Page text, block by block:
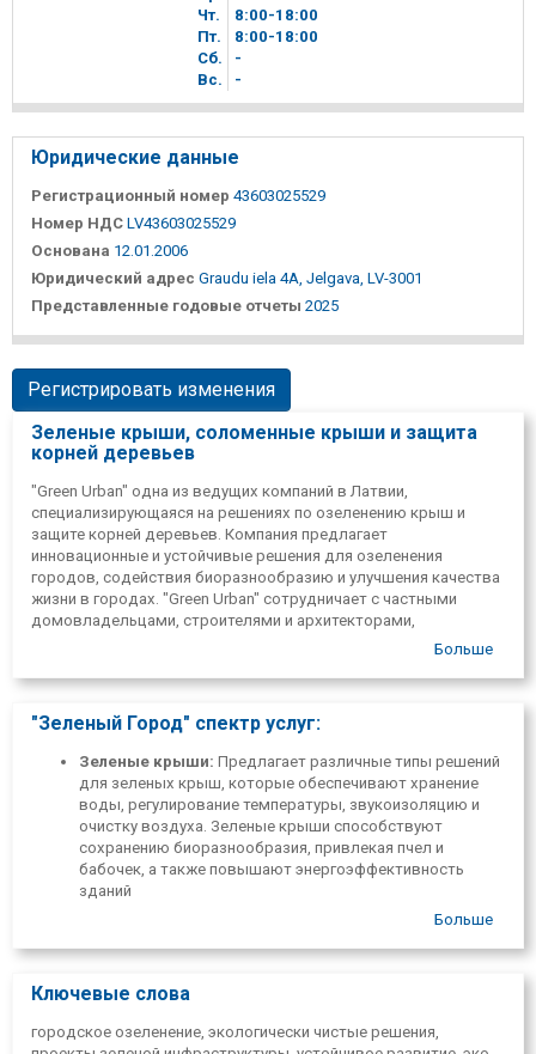
Чт.
8 00-18 00
Пт.
8 00-18 00
Сб.
-
Вc.
-
Юридические данные
Регистрационный номер 43603025529
Номер НДС LV43603025529
Основана 12.01.2006
Юридический адрес Graudu iela 4A, Jelgava, LV-3001
Представленные годовые отчеты 2025
Регистрировать изменения
Зеленые крыши, соломенные крыши и защита
корней деревьев
"Green Urban" одна из ведущих компаний в Латвии,
специализирующаяся на решениях по озеленению крыш и
защите корней деревьев. Компания предлагает
инновационные и устойчивые решения для озеленения
городов, содействия биоразнообразию и улучшения качества
жизни в городах. "Green Urban" сотрудничает с частными
домовладельцами, строителями и архитекторами,
создание более зеленых и здоровых городов, где природа и
Больше
"Зеленый Город" спектр услуг:
Зеленые крыши: Предлагает различные типы решений
для зеленых крыш, которые обеспечивают хранение
воды, регулирование температуры, звукоизоляцию и
очистку воздуха. Зеленые крыши способствуют
сохранению биоразнообразия, привлекая пчел и
бабочек, а также повышают энергоэффективность
зданий
Разрабатывает
расти в городских условиях, не нанося вреда
воздуха, снижают температуру и повышают влажность
Зеленые крыши своими руками: Предоставляет
Больше
Ключевые слова
городское озеленение, экологически чистые решения,